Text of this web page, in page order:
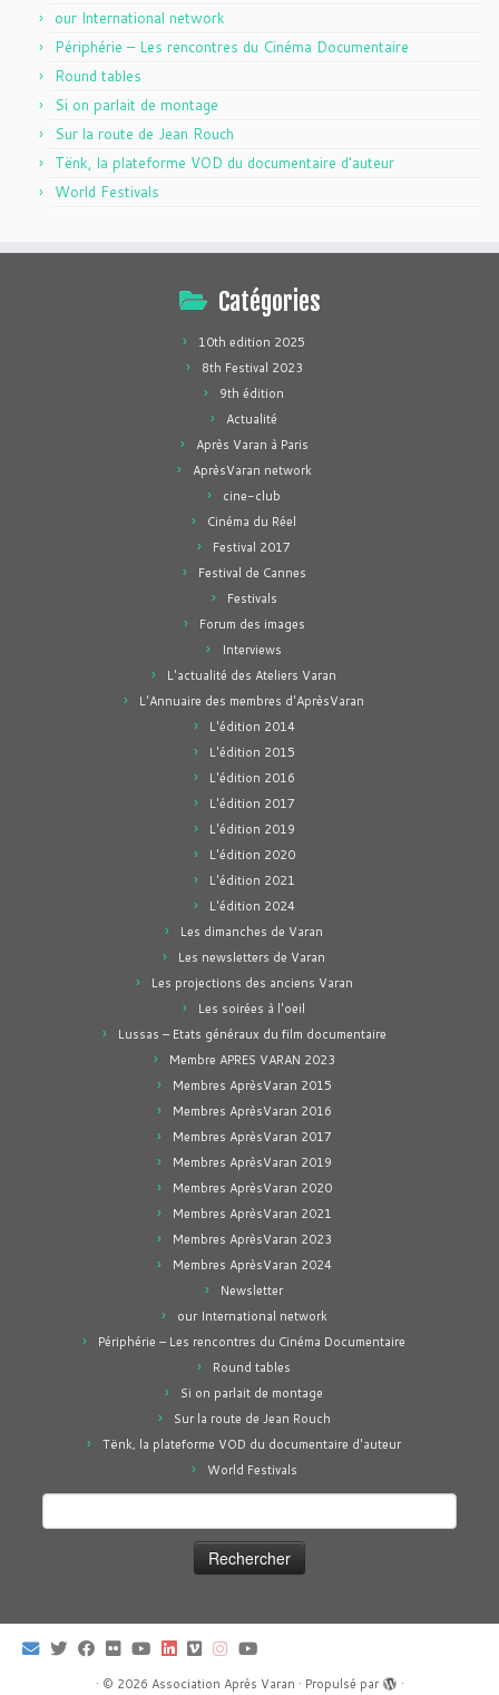
our International network
Périphérie – Les rencontres du Cinéma Documentaire
Round tables
Si on parlait de montage
Sur la route de Jean Rouch
Tënk, la plateforme VOD du documentaire d'auteur
World Festivals
Catégories
10th edition 2025
8th Festival 2023
9th édition
Actualité
Après Varan à Paris
AprèsVaran network
cine-club
Cinéma du Réel
Festival 2017
Festival de Cannes
Festivals
Forum des images
Interviews
L'actualité des Ateliers Varan
L'Annuaire des membres d'AprèsVaran
L'édition 2014
L'édition 2015
L'édition 2016
L'édition 2017
L'édition 2019
L'édition 2020
L'édition 2021
L'édition 2024
Les dimanches de Varan
Les newsletters de Varan
Les projections des anciens Varan
Les soirées à l'oeil
Lussas – Etats généraux du film documentaire
Membre APRES VARAN 2023
Membres AprèsVaran 2015
Membres AprèsVaran 2016
Membres AprèsVaran 2017
Membres AprèsVaran 2019
Membres AprèsVaran 2020
Membres AprèsVaran 2021
Membres AprèsVaran 2023
Membres AprèsVaran 2024
Newsletter
our International network
Périphérie – Les rencontres du Cinéma Documentaire
Round tables
Si on parlait de montage
Sur la route de Jean Rouch
Tënk, la plateforme VOD du documentaire d'auteur
World Festivals
· © 2026 Association Après Varan · Propulsé par ·